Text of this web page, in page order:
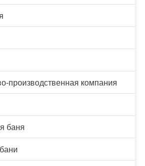
производственная компания
баня